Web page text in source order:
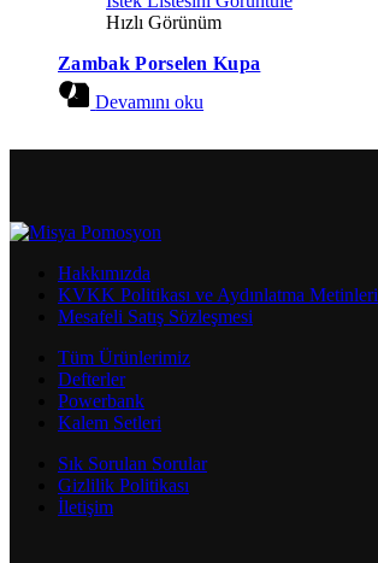
Hızlı Görünüm
Zambak Porselen Kupa
Devamını oku
Hakkımızda
KVKK Politikası ve Aydınlatma Metinleri
Mesafeli Satış Sözleşmesi
Tüm Ürünlerimiz
Defterler
Powerbank
Kalem Setleri
Sık Sorulan Sorular
Gizlilik Politikası
İletişim